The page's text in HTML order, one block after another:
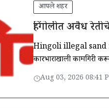
आपले शहर
हिंगोलीत अवैध
Hingoli illegal sand : ३
कारभाराखाली कामगिरी
Aug 03, 2026 08:41